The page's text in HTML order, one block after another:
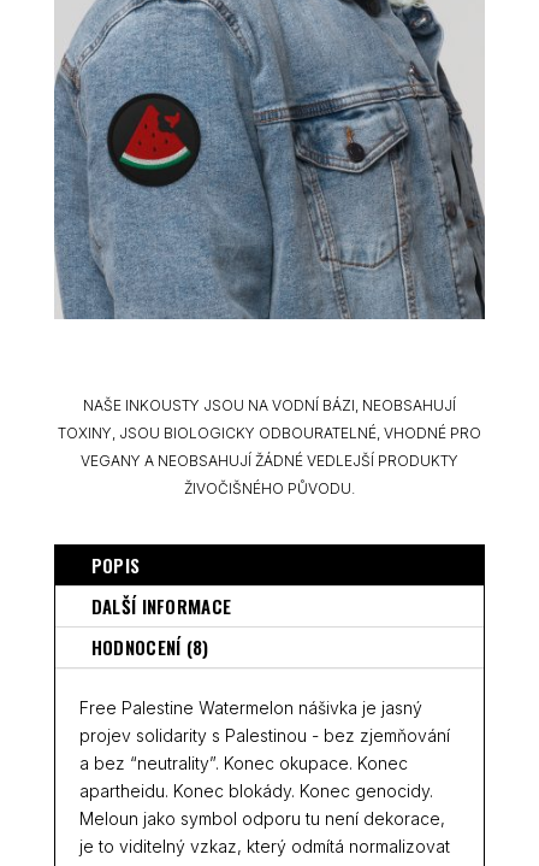
NAŠE INKOUSTY JSOU NA VODNÍ BÁZI, NEOBSAHUJÍ
TOXINY, JSOU BIOLOGICKY ODBOURATELNÉ, VHODNÉ PRO
VEGANY A NEOBSAHUJÍ ŽÁDNÉ VEDLEJŠÍ PRODUKTY
ŽIVOČIŠNÉHO PŮVODU.
POPIS
DALŠÍ INFORMACE
HODNOCENÍ (8)
Free Palestine Watermelon nášivka je jasný
projev solidarity s Palestinou - bez zjemňování
a bez “neutrality”. Konec okupace. Konec
apartheidu. Konec blokády. Konec genocidy.
Meloun jako symbol odporu tu není dekorace,
je to viditelný vzkaz, který odmítá normalizovat